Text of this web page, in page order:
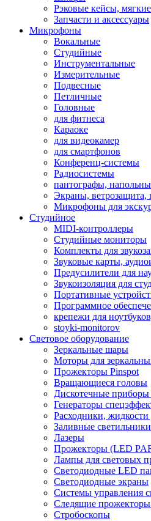
Рэковые кейсы,
Запчасти и аксессуары
Микрофоны
Вокальные
Студийные
Инструментальные
Измерительные
Подвесные
Петличные
Головные
для фитнеса
Караоке
для видеокамер
для смартфонов
Конференц-системы
Радиосистемы
пантографы,
Экраны, ветрозащита,
Микрофоны для
Студийное
MIDI-контроллеры
Студийные мониторы
Комплекты для
Звуковые карты,
Предусилители для
Звукоизоляция для
Портативные
Программное
крепежи для
stoyki-monitorov
Световое оборудование
Зеркальные шары
Моторы для
Прожекторы Pinspot
Вращающиеся головы
Дискотечные
Генераторы
Расходники, жидкости
Заливные
Лазеры
Прожекторы (LED
Лампы для световых
Светодиодные LED
Светодиодные экраны
Системы управления
Следящие
Стробоскопы